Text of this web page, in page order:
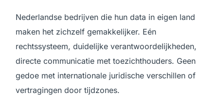
Nederlandse bedrijven die hun data in eigen land
maken het zichzelf gemakkelijker. Eén
rechtssysteem, duidelijke verantwoordelijkheden,
directe communicatie met toezichthouders. Geen
gedoe met internationale juridische verschillen of
vertragingen door tijdzones.